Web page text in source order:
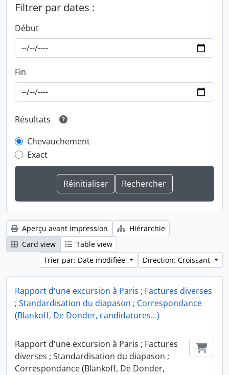
Filtrer par dates :
Début
Fin
Résultats
Chevauchement
Exact
Aperçu avant impression
Hiérarchie
Card view
Table view
Trier par: Date modifiée
Direction: Croissant
Rapport d'une excursion à Paris ; Factures diverses
; Standardisation du diapason ; Correspondance
(Blankoff, De Donder, candidatures...)
Rapport d'une excursion à Paris ; Factures
diverses ; Standardisation du diapason ;
Correspondance (Blankoff, De Donder,